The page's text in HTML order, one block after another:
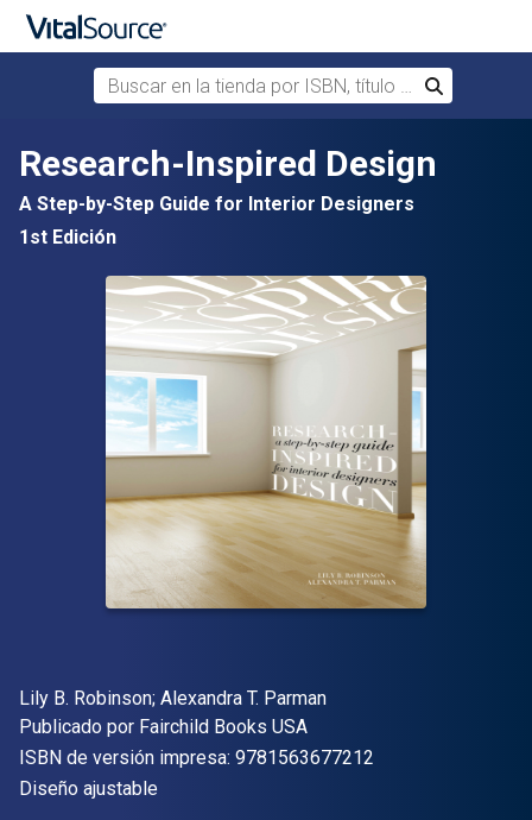
Saltar al contenido principal
Buscar en la tienda por ISBN, título o autor
Buscar
Research-Inspired Design
A Step-by-Step Guide for Interior Designers
1st Edición
Autor(es)
Lily B. Robinson; Alexandra T. Parman
Editorial
Publicado por Fairchild Books USA
ISBN de versión impresa: 9781563677212
Formato
Diseño ajustable